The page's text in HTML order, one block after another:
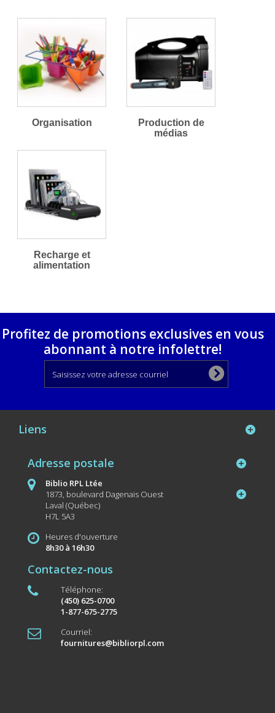
Organisation
Production de
médias
Recharge et
alimentation
Profitez de promotions exclusives en vous
abonnant à notre infolettre!
Liens
Adresse postale
Biblio RPL Ltée
1873, boulevard Dagenais Ouest
Laval (Québec)
H7L 5A3
Heures d'ouverture
8h30 à 16h30
Contactez-nous
Téléphone:
(450) 625-0700
1-877-675-2775
Courriel:
fournitures@bibliorpl.com